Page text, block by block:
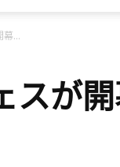
幕...
スが